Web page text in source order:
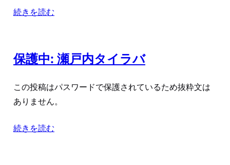
続きを読む
保護中: 瀬戸内タイラバ
この投稿はパスワードで保護されているため抜粋文は
ありません。
続きを読む